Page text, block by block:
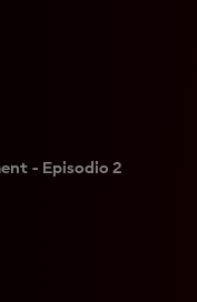
- Episodio 2